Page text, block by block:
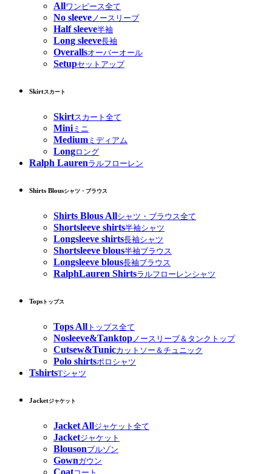
Allワンピース全て
No sleeveノースリーブ
Half sleeve半袖
Long sleeve長袖
Overallsオーバーオール
Setupセットアップ
Skirtスカート
Skirtスカート全て
Miniミニ
Medium ミディアム
Longロング
Ralph Laurenラルフローレン
Shirts Blousシャツ・ブラウス
Shirts Blous Allシャツ・ブラウス全て
Shortsleeve shirts半袖シャツ
Longsleeve shirts長袖シャツ
Shortsleeve blous半袖ブラウス
Longsleeve blous長袖ブラウス
RalphLauren Shirtsラルフローレンシャツ
Tops トップス
Tops All トップス全て
Nosleeve&Tanktop ノースリーブ＆タンクトップ
Cutsew&Tunicカットソー＆チュニック
Polo shirtsポロシャツ
TshirtsTシャツ
Jacketジャケット
Jacket Allジャケット全て
Jacketジャケット
Blousonブルゾン
Gownガウン
Coat